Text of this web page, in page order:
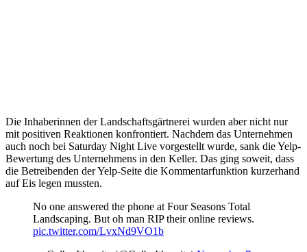
Die Inhaberinnen der Landschaftsgärtnerei wurden aber nicht nur
mit positiven Reaktionen konfrontiert. Nachdem das Unternehmen
auch noch bei Saturday Night Live vorgestellt wurde, sank die Yelp-
Bewertung des Unternehmens in den Keller. Das ging soweit, dass
die Betreibenden der Yelp-Seite die Kommentarfunktion kurzerhand
auf Eis legen mussten.
No one answered the phone at Four Seasons Total
Landscaping. But oh man RIP their online reviews.
pic.twitter.com/LvxNd9VO1b